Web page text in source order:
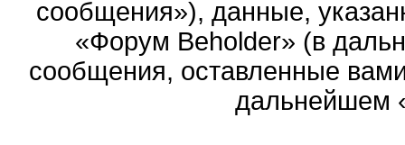
сообщения»), данные,
«Форум Beholder» (в
сообщения, оставленные
дальнейшем